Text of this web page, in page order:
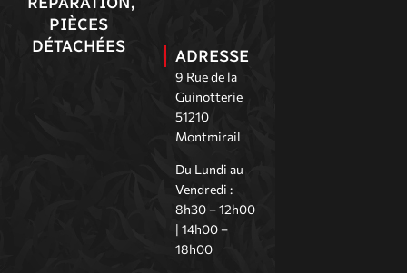
PIÈCES
DÉTACHÉES
ADRESSE
9 Rue de la
Guinotterie
51210
Montmirail
Du Lundi au
Vendredi :
8h30 – 12h00
| 14h00 –
18h00